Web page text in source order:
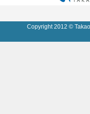
Copyright 2012 ©